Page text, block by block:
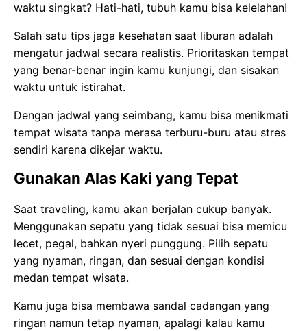
waktu singkat? Hati-hati, tubuh kamu bisa kelelahan!
Salah satu tips jaga kesehatan saat liburan adalah
mengatur jadwal secara realistis. Prioritaskan tempat
yang benar-benar ingin kamu kunjungi, dan sisakan
waktu untuk istirahat.
Dengan jadwal yang seimbang, kamu bisa menikmati
tempat wisata tanpa merasa terburu-buru atau stres
sendiri karena dikejar waktu.
Gunakan Alas Kaki yang Tepat
Saat traveling, kamu akan berjalan cukup banyak.
Menggunakan sepatu yang tidak sesuai bisa memicu
lecet, pegal, bahkan nyeri punggung. Pilih sepatu
yang nyaman, ringan, dan sesuai dengan kondisi
medan tempat wisata.
Kamu juga bisa membawa sandal cadangan yang
ringan namun tetap nyaman, apalagi kalau kamu